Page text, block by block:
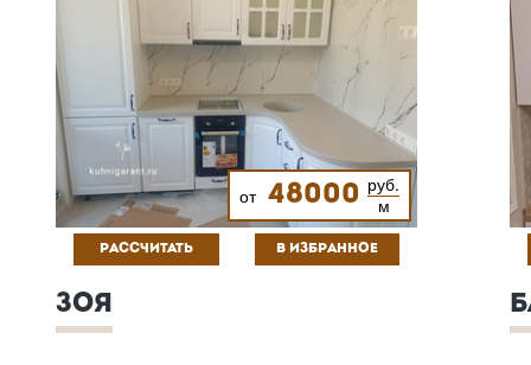
от 48000 руб.
м
РАССЧИТАТЬ В ИЗБРАННОЕ
ЗОЯ